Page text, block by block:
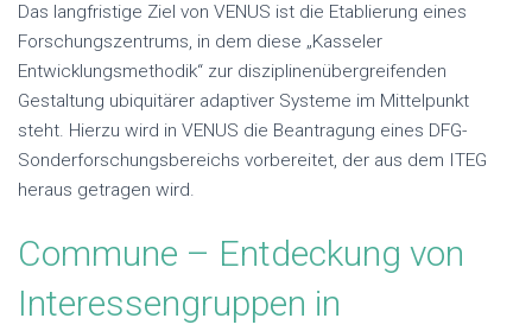
Das langfristige Ziel von VENUS ist die Etablierung eines
Forschungszentrums, in dem diese „Kasseler
Entwicklungsmethodik“ zur disziplinenübergreifenden
Gestaltung ubiquitärer adaptiver Systeme im Mittelpunkt
steht. Hierzu wird in VENUS die Beantragung eines DFG-
Sonderforschungsbereichs vorbereitet, der aus dem ITEG
heraus getragen wird.
Commune – Entdeckung von
Interessengruppen in